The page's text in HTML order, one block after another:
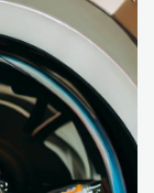
ولكن في حالة
القيام بها